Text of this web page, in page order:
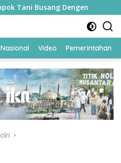
Dengen Sesmenko
Nasional Video Pemerintahan